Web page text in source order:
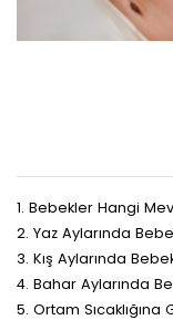
1. Bebekler Hangi
2. Yaz Aylarında
3. Kış Aylarında
4. Bahar Aylarında
5. Ortam